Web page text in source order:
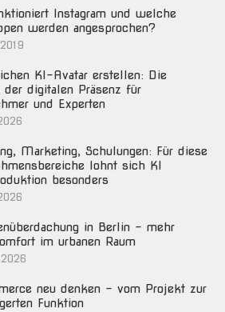
Instagram und welche
werden angesprochen?
KI-Avatar erstellen: Die
der digitalen Präsenz für
und Experten
Marketing, Schulungen: Für diese
lohnt sich KI
besonders
in Berlin – mehr
im urbanen Raum
neu denken – vom Projekt zur
Funktion